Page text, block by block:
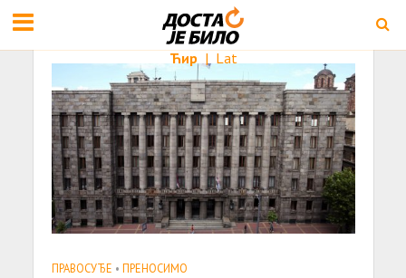
Ћир | Lat
ПРАВОСУЂЕ • ПРЕНОСИМО